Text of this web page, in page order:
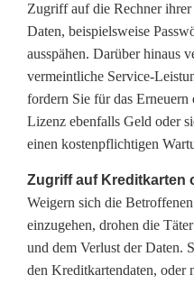
Zugriff auf die Rechner
Daten, bei­spiels­wei­se
ausspähen. Darüber hinaus
vermeintliche Ser­vice-
fordern Sie für das Erneuern
Lizenz ebenfalls Geld oder
einen kos­ten­pflich­ti­gen
Zugriff auf Kreditkarten
Weigern sich die
einzugehen, drohen die
und dem Verlust der Daten.
den Kre­dit­kar­ten­da­ten, oder